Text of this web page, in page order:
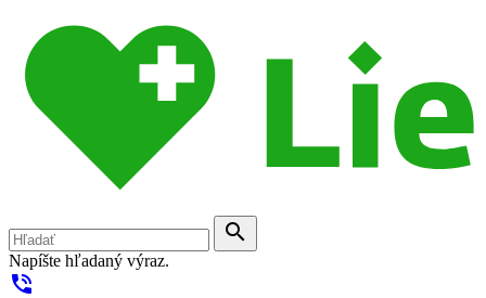
search
Napíšte hľadaný výraz.
phone_in_talk